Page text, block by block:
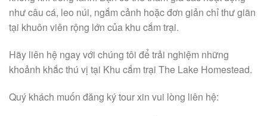
như câu cá, leo núi, ngắm cảnh hoặc đơn giản chỉ thư giãn
tại khuôn viên rộng lớn của khu cắm trại.
Hãy liên hệ ngay với chúng tôi để trải nghiệm những
khoảnh khắc thú vị tại Khu cắm trại The Lake Homestead.
Quý khách muốn đăng ký tour xin vui lòng liên hệ: